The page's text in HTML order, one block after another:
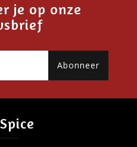
je op onze
Abonneer